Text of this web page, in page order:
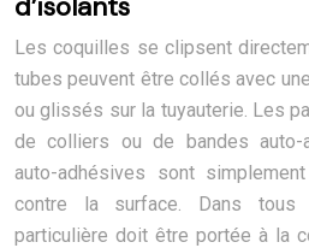
Les coquilles se clipsent
tubes peuvent être collés avec
ou glissés sur la tuyauterie. Les
de colliers ou de bandes auto-
auto-adhésives sont
contre la surface. Dans tous
particulière doit être portée à la